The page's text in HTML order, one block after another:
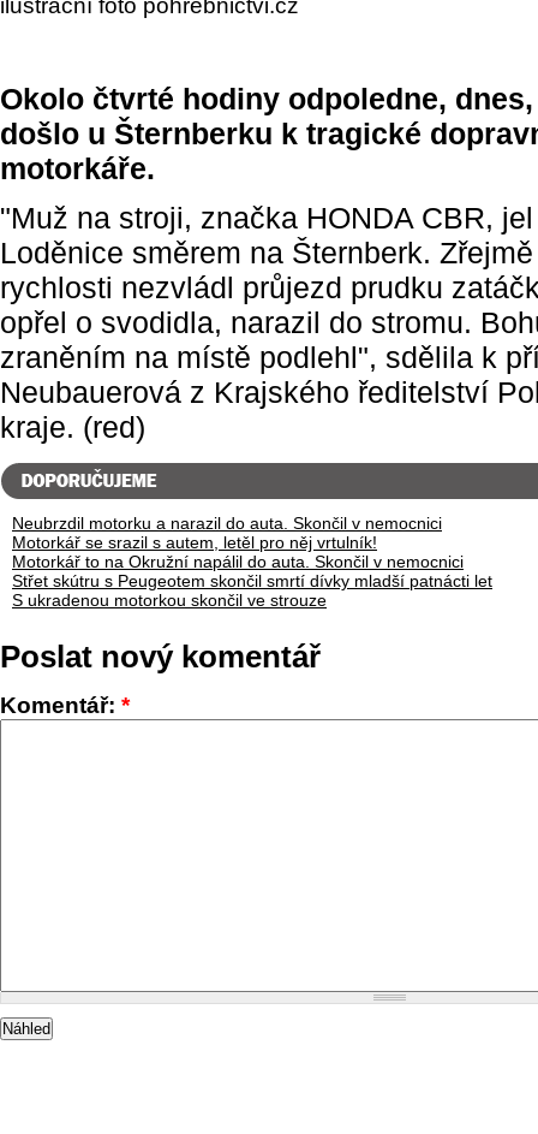
ilustrační foto pohrebnictvi.cz
Okolo čtvrté hodiny odpoledne,
došlo u Šternberku k tragické
motorkáře.
"Muž na stroji, značka HONDA CBR,
Loděnice směrem na Šternberk.
rychlosti nezvládl průjezd prudku
opřel o svodidla, narazil do stromu.
zraněním na místě podlehl", sdělila k
Neubauerová z Krajského ředitelství
kraje. (red)
Neubrzdil motorku a narazil do auta. Skončil v nemocnici
Motorkář se srazil s autem, letěl pro něj vrtulník!
Motorkář to na Okružní napálil do auta. Skončil v nemocnici
Střet skútru s Peugeotem skončil smrtí dívky mladší patnácti let
S ukradenou motorkou skončil ve strouze
Poslat nový komentář
Komentář: *